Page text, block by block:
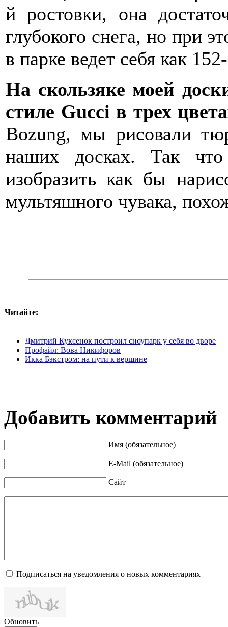
й ростовки, она
глубокого снега, но при
в парке ведет себя как
На скользяке моей
стиле Gucci в трех
Bozung, мы рисовали
наших досках. Так
изобразить как бы
мультяшного чувака,
Читайте:
Дмитрий Куксенок построил сноупарк у себя во дворе
Профайл: Вова Никифоров
Икка Бэкстром: на пути к вершине
Добавить комментарий
Имя (обязательное)
E-Mail (обязательное)
Сайт
Подписаться на уведомления о новых комментариях
Обновить